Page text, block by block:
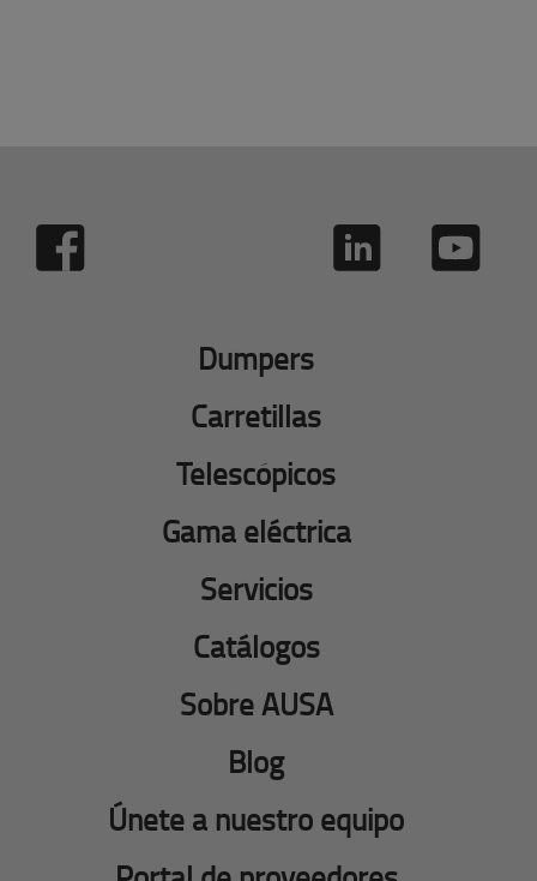
Dumpers
Carretillas
Telescópicos
Gama eléctrica
Servicios
Catálogos
Sobre AUSA
Blog
Únete a nuestro equipo